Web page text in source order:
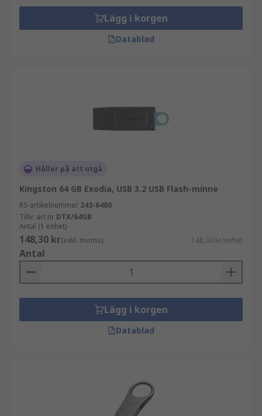
Lägg i korgen
Datablad
Håller på att utgå
Kingston 64 GB Exodia, USB 3.2 USB Flash-minne
RS-artikelnummer 243-6480
Tillv. art.nr DTX/64GB
Antal (1 enhet)
148,30 kr(exkl. moms) 148,30 kr/enhet
Antal
Lägg i korgen
Datablad